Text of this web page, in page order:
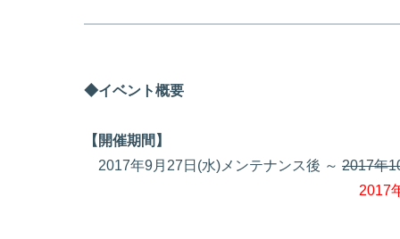
◆イベント概要
【開催期間】
2017年9月27日(水)メンテナンス後 ～ 2017年
2017